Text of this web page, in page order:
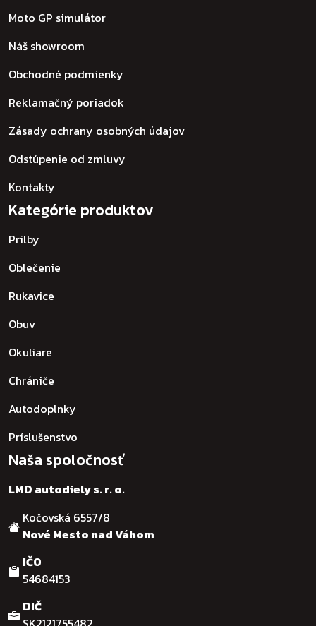
Moto GP simulátor
Náš showroom
Obchodné podmienky
Reklamačný poriadok
Zásady ochrany osobných údajov
Odstúpenie od zmluvy
Kontakty
Kategórie produktov
Prilby
Oblečenie
Rukavice
Obuv
Okuliare
Chrániče
Autodoplnky
Príslušenstvo
Naša spoločnosť
LMD autodiely s. r. o.
Kočovská 6557/8
Nové Mesto nad Váhom
IČO
54684153
DIČ